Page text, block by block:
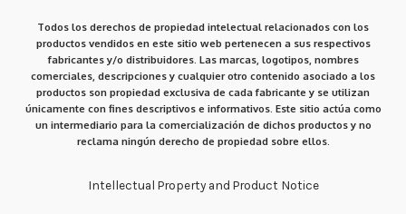
Todos los derechos de propiedad intelectual relacionados con los
productos vendidos en este sitio web pertenecen a sus respectivos
fabricantes y/o distribuidores. Las marcas, logotipos, nombres
comerciales, descripciones y cualquier otro contenido asociado a los
productos son propiedad exclusiva de cada fabricante y se utilizan
únicamente con fines descriptivos e informativos. Este sitio actúa como
un intermediario para la comercialización de dichos productos y no
reclama ningún derecho de propiedad sobre ellos.
Intellectual Property and Product Notice